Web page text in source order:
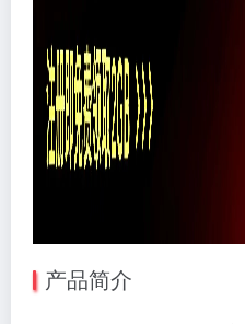
产品简介